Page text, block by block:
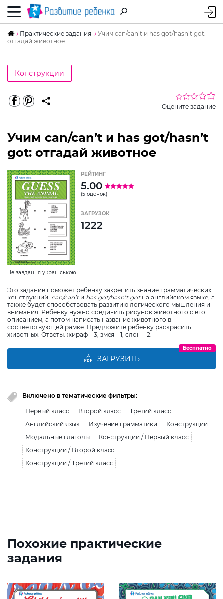
Практические задания
Учим can/can’t и has got/hasn’t got:
отгадай животное
Конструкции
Оцените задание
Учим can/can’t и has got/hasn’t
got: отгадай животное
Це завдання українською
Это задание поможет ребенку закрепить знание грамматических
конструкций can/can’tи has got/hasn’t gotна английском языке, а
также будет способствовать развитию логического мышления и
внимания. Ребенку нужно соединить рисунок животного с его
описанием, а потом написать название животного в
соответствующей рамке. Предложите ребенку раскрасить
животных. Ответы: жираф – 3, змея – 1, слон – 2.
РЕЙТИНГ
5.00
(5 оценок)
ЗАГРУЗОК
1222
ЗАГРУЗИТЬ
Бесплатно
Включено в тематические фильтры:
Первый класс Второй класс
Третий класс
Английский язык
Изучение грамматики
Конструкции
Модальные глаголы
Конструкции / Первый класс
Конструкции / Второй класс
Конструкции / Третий класс
Похожие практические
задания